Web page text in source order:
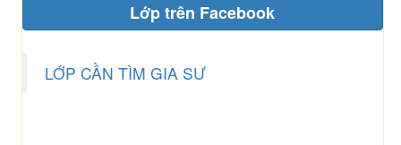
Lớp trên Facebook
LỚP CẦN TÌM GIA SƯ